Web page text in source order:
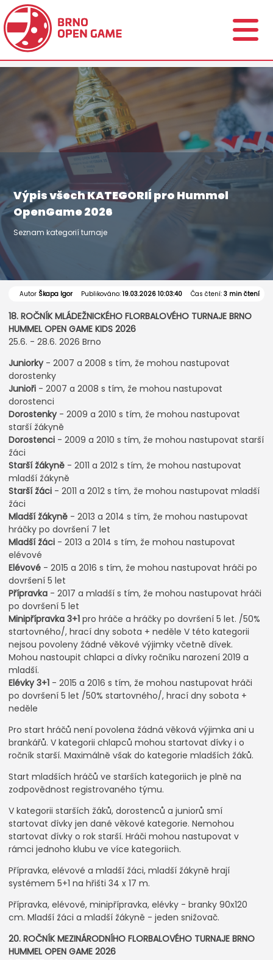
Výpis všech KATEGORIÍ pro Hummel
OpenGame 2026
Seznam kategorií turnaje
Autor Škapa Igor Publikováno: 19.03.2026 10:03:40 Čas čtení:3 min čtení
18. ROČNÍK MLÁDEŽNICKÉHO FLORBALOVÉHO TURNAJE BRNO
HUMMEL OPEN GAME KIDS 2026
25.6. - 28.6. 2026 Brno
Juniorky- 2007 a 2008 s tím, že mohou nastupovat
dorostenky
Junioři - 2007 a 2008 s tím, že mohou nastupovat
dorostenci
Dorostenky- 2009 a 2010 s tím, že mohou nastupovat
starší žákyně
Dorostenci - 2009 a 2010 s tím, že mohou nastupovat starší
žáci
Starší žákyně - 2011 a 2012 s tím, že mohou nastupovat
mladší žákyně
Starší žáci - 2011 a 2012 s tím, že mohou nastupovat mladší
žáci
Mladší žákyně - 2013 a 2014 s tím, že mohou nastupovat
hráčky po dovršení 7 let
Mladší žáci - 2013 a 2014 s tím, že mohou nastupovat
elévové
Elévové - 2015 a 2016 s tím, že mohou nastupovat hráči po
dovršení 5 let
Přípravka - 2017 a mladší s tím, že mohou nastupovat hráči
po dovršení 5 let
Minipřípravka 3+1 pro hráče a hráčky po dovršení 5 let. /50%
startovného/, hrací dny sobota + neděle V této kategorii
nejsou povoleny žádné věkové výjimky včetně dívek.
Mohou nastoupit chlapci a dívky ročníku narození 2019 a
mladší.
Elévky 3+1 - 2015 a 2016 s tím, že mohou nastupovat hráči
po dovršení 5 let /50% startovného/, hrací dny sobota +
neděle
Pro start hráčů není povolena žádná věková výjimka ani u
brankářů. V kategorii chlapců mohou startovat dívky i o
ročník starší. Maximálně však do kategorie mladších žáků.
Start mladších hráčů ve starších kategoriich je plně na
zodpovědnost registrovaného týmu.
V kategorii starších žáků, dorostenců a juniorů smí
startovat dívky jen dané věkové kategorie. Nemohou
startovat dívky o rok starší. Hráči mohou nastupovat v
rámci jednoho klubu ve více kategoriich.
Přípravka, elévové a mladší žáci, mladší žákyně hrají
systémem 5+1 na hřišti 34 x 17 m.
Přípravka, elévové, minipřípravka, elévky - branky 90x120
cm. Mladší žáci a mladší žákyně - jeden snižovač.
20. ROČNÍK MEZINÁRODNÍHO FLORBALOVÉHO TURNAJE BRNO
HUMMEL OPEN GAME 2026